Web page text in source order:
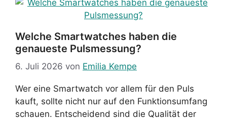
Welche Smartwatches haben die
genaueste Pulsmessung?
6. Juli 2026 von Emilia Kempe
Wer eine Smartwatch vor allem für den Puls
kauft, sollte nicht nur auf den Funktionsumfang
schauen. Entscheidend sind die Qualität der